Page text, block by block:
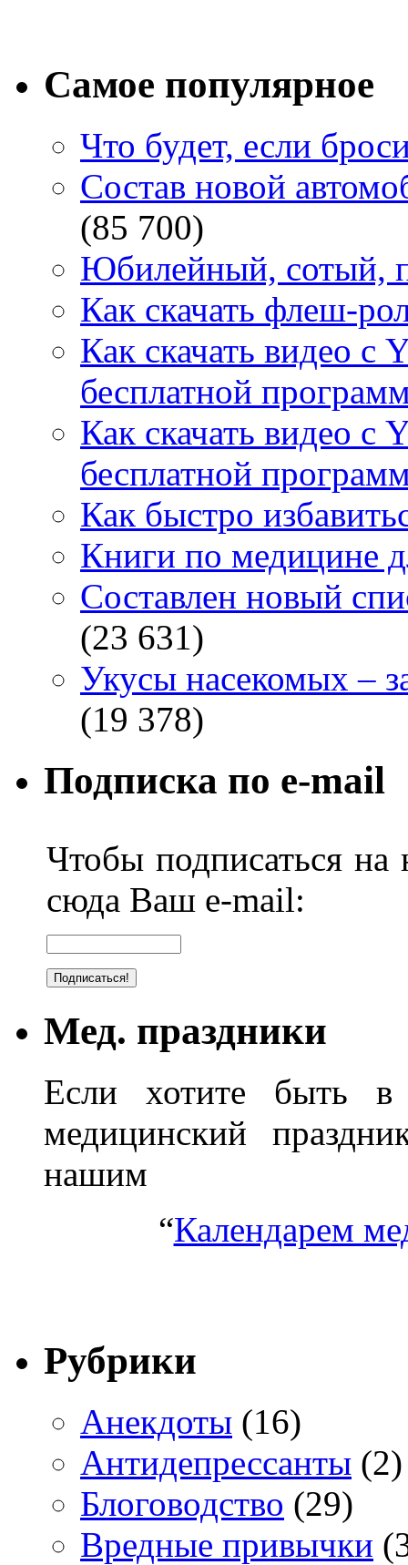
Самое популярное
Что будет, если
Состав новой
(85 700)
Юбилейный, сотый,
Как скачать флеш-
Как скачать видео с
бесплатной
Как скачать видео с
бесплатной
Как быстро
Книги по медицине
Составлен новый
(23 631)
Укусы насекомых –
(19 378)
Подписка по e-mail
Чтобы подписаться на
сюда Ваш e-mail:
Мед. праздники
Если хотите быть в
медицинский
нашим
“Календарем
Рубрики
Анекдоты (16)
Антидепрессанты (2)
Блоговодство (29)
Вредные привычки